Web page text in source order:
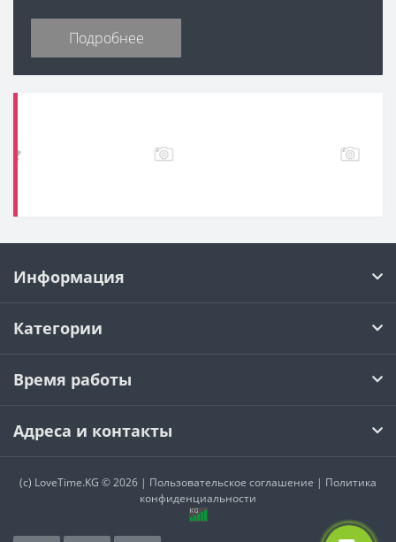
Подробнее
Информация
Категории
Время работы
Адреса и контакты
(c) LoveTime.KG © 2026 | Пользовательское соглашение | Политика
конфиденциальности